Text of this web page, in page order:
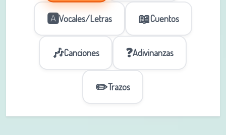
🅰️Vocales/Letras 📖Cuentos
🎶Canciones ❓Adivinanzas
✏️Trazos